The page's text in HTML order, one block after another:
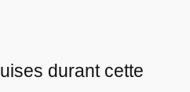
durant cette